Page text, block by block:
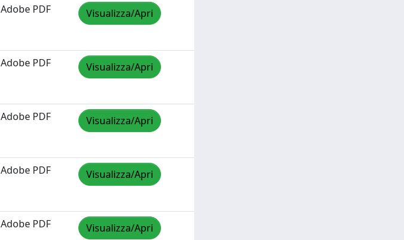
Adobe PDF Visualizza/Apri
Adobe PDF Visualizza/Apri
Adobe PDF Visualizza/Apri
Adobe PDF Visualizza/Apri
Adobe PDF Visualizza/Apri